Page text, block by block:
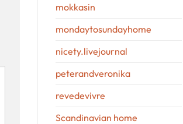
mokkasin
mondaytosundayhome
nicety.livejournal
peterandveronika
revedevivre
Scandinavian home